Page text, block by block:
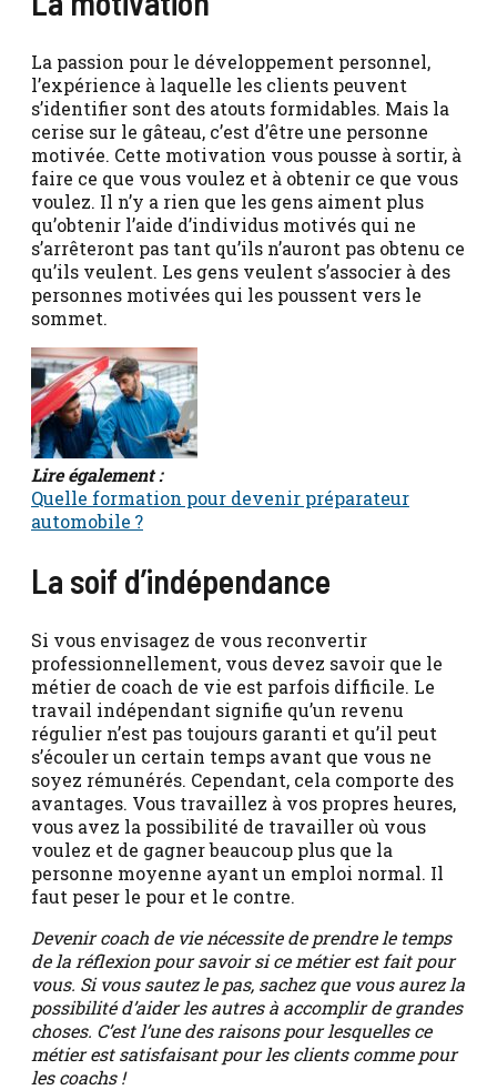
La passion pour le développement personnel,
l’expérience à laquelle les clients peuvent
s’identifier sont des atouts formidables. Mais la
cerise sur le gâteau, c’est d’être une personne
motivée. Cette motivation vous pousse à sortir, à
faire ce que vous voulez et à obtenir ce que vous
voulez. Il n’y a rien que les gens aiment plus
qu’obtenir l’aide d’individus motivés qui ne
s’arrêteront pas tant qu’ils n’auront pas obtenu ce
qu’ils veulent. Les gens veulent s’associer à des
personnes motivées qui les poussent vers le
sommet.
Lire également :
Quelle formation pour devenir préparateur
automobile ?
La soif d’indépendance
Si vous envisagez de vous reconvertir
professionnellement, vous devez savoir que le
métier de coach de vie est parfois difficile. Le
travail indépendant signifie qu’un revenu
régulier n’est pas toujours garanti et qu’il peut
s’écouler un certain temps avant que vous ne
soyez rémunérés. Cependant, cela comporte des
avantages. Vous travaillez à vos propres heures,
vous avez la possibilité de travailler où vous
voulez et de gagner beaucoup plus que la
personne moyenne ayant un emploi normal. Il
faut peser le pour et le contre.
Devenir coach de vie nécessite de prendre le temps
de la réflexion pour savoir si ce métier est fait pour
vous. Si vous sautez le pas, sachez que vous aurez la
possibilité d’aider les autres à accomplir de grandes
choses. C’est l’une des raisons pour lesquelles ce
métier est satisfaisant pour les clients comme pour
les coachs !